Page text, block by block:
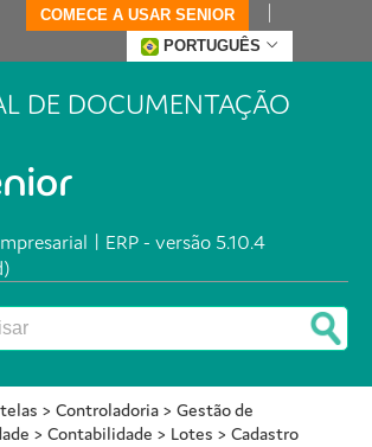
COMECE A USAR SENIOR
PORTUGUÊS
DE DOCUMENTAÇÃO
| ERP - versão 5.10.4
> Controladoria > Gestão de
> Contabilidade > Lotes > Cadastro